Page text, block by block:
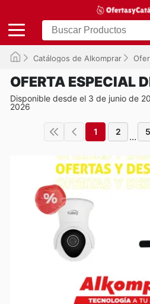
Catálogos de Alkomprar
OFERTA ESPECIAL
Disponible desde el 3 de junio de
2026
1 2 ... 5